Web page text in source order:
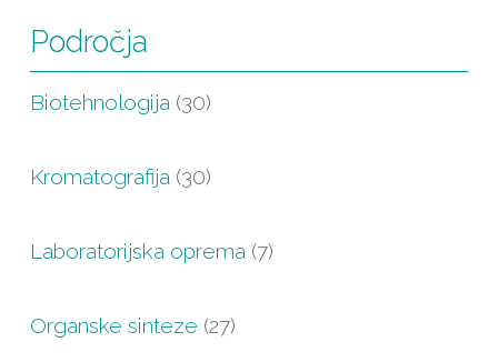
Področja
Biotehnologija (30)
Kromatografija (30)
Laboratorijska oprema (7)
Organske sinteze (27)